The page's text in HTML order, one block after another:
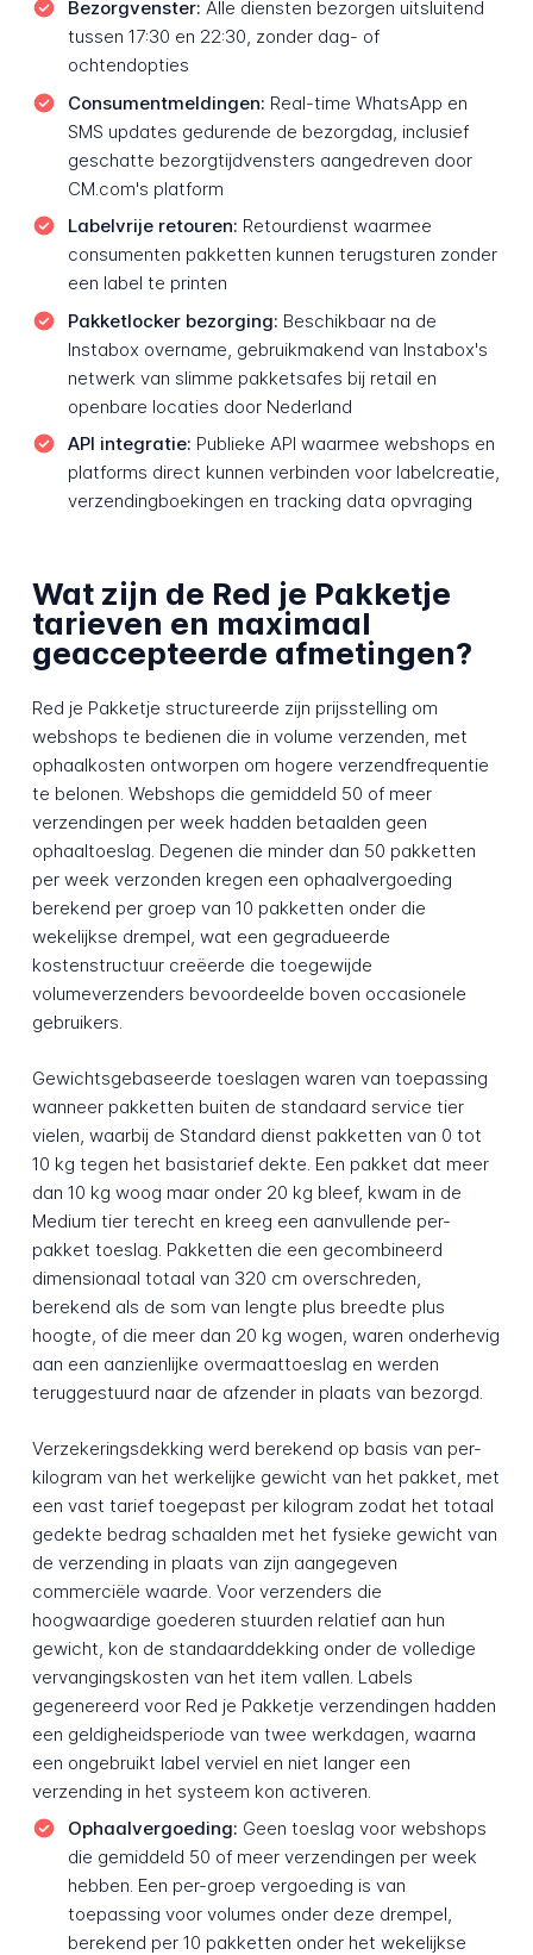
Bezorgvenster: Alle diensten bezorgen uitsluitend
tussen 17:30 en 22:30, zonder dag- of
ochtendopties
Consumentmeldingen: Real-time WhatsApp en
SMS updates gedurende de bezorgdag, inclusief
geschatte bezorgtijdvensters aangedreven door
CM.com's platform
Labelvrije retouren: Retourdienst waarmee
consumenten pakketten kunnen terugsturen zonder
een label te printen
Pakketlocker bezorging: Beschikbaar na de
Instabox overname, gebruikmakend van Instabox's
netwerk van slimme pakketsafes bij retail en
openbare locaties door Nederland
API integratie: Publieke API waarmee webshops en
platforms direct kunnen verbinden voor labelcreatie,
verzendingboekingen en tracking data opvraging
Wat zijn de Red je Pakketje
tarieven en maximaal
geaccepteerde afmetingen?
Red je Pakketje structureerde zijn prijsstelling om
webshops te bedienen die in volume verzenden, met
ophaalkosten ontworpen om hogere verzendfrequentie
te belonen. Webshops die gemiddeld 50 of meer
verzendingen per week hadden betaalden geen
ophaaltoeslag. Degenen die minder dan 50 pakketten
per week verzonden kregen een ophaalvergoeding
berekend per groep van 10 pakketten onder die
wekelijkse drempel, wat een gegradueerde
kostenstructuur creëerde die toegewijde
volumeverzenders bevoordeelde boven occasionele
gebruikers.
Gewichtsgebaseerde toeslagen waren van toepassing
wanneer pakketten buiten de standaard service tier
vielen, waarbij de Standard dienst pakketten van 0 tot
10 kg tegen het basistarief dekte. Een pakket dat meer
dan 10 kg woog maar onder 20 kg bleef, kwam in de
Medium tier terecht en kreeg een aanvullende per-
pakket toeslag. Pakketten die een gecombineerd
dimensionaal totaal van 320 cm overschreden,
berekend als de som van lengte plus breedte plus
hoogte, of die meer dan 20 kg wogen, waren onderhevig
aan een aanzienlijke overmaattoeslag en werden
teruggestuurd naar de afzender in plaats van bezorgd.
Verzekeringsdekking werd berekend op basis van per-
kilogram van het werkelijke gewicht van het pakket, met
een vast tarief toegepast per kilogram zodat het totaal
gedekte bedrag schaalden met het fysieke gewicht van
de verzending in plaats van zijn aangegeven
commerciële waarde. Voor verzenders die
hoogwaardige goederen stuurden relatief aan hun
gewicht, kon de standaarddekking onder de volledige
vervangingskosten van het item vallen. Labels
gegenereerd voor Red je Pakketje verzendingen hadden
een geldigheidsperiode van twee werkdagen, waarna
een ongebruikt label verviel en niet langer een
verzending in het systeem kon activeren.
Ophaalvergoeding: Geen toeslag voor webshops
die gemiddeld 50 of meer verzendingen per week
hebben. Een per-groep vergoeding is van
toepassing voor volumes onder deze drempel,
berekend per 10 pakketten onder het wekelijkse